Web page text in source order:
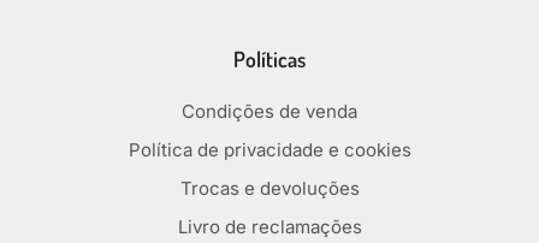
Políticas
Condições de venda
Política de privacidade e cookies
Trocas e devoluções
Livro de reclamações